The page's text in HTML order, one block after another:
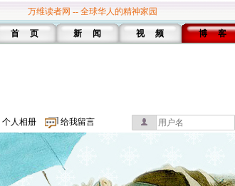
万维读者网 -- 全球华人的精神家园
首 页 新 闻 视 频 博 客
个人相册 给我留言